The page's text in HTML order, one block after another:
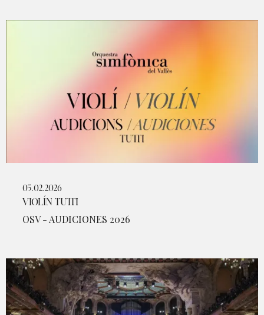
05.02.2026
VIOLÍN TUTTI
OSV - AUDICIONES 2026